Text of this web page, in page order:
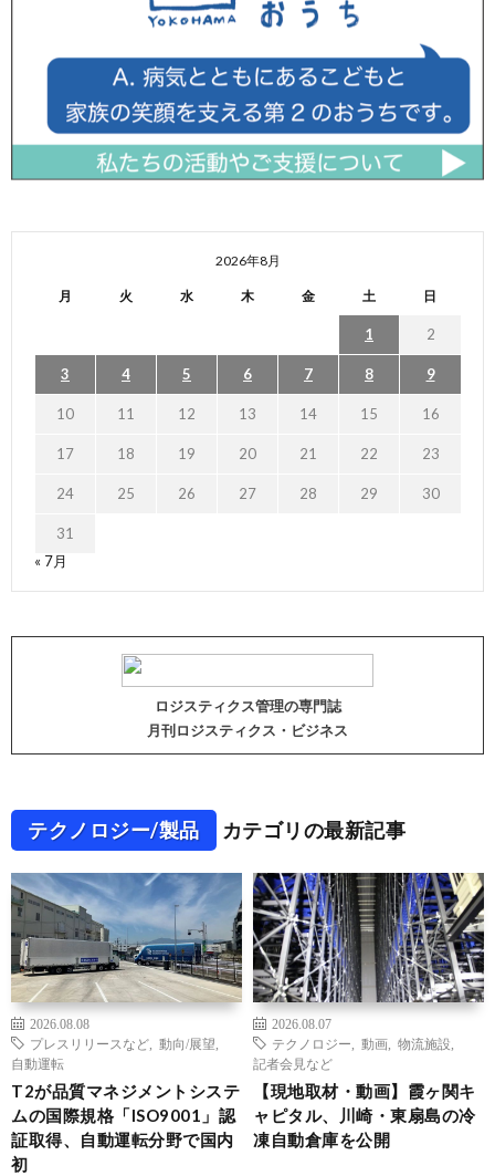
2026年8月
月 火 水 木 金 土 日
1 2
3 4 5 6 7 8 9
10 11 12 13 14 15 16
17 18 19 20 21 22 23
24 25 26 27 28 29 30
31
« 7月
ロジスティクス管理の専門誌
月刊ロジスティクス・ビジネス
テクノロジー/製品 カテゴリの最新記事
2026.08.08
プレスリリースなど
動向/展望
自動運転
T2が品質マネジメントシステ
ムの国際規格「ISO9001」認
証取得、自動運転分野で国内
初
2026.08.07
テクノロジー
動画 物流施設
記者会見など
【現地取材・動画】霞ヶ関キ
ャピタル、川崎・東扇島の冷
凍自動倉庫を公開